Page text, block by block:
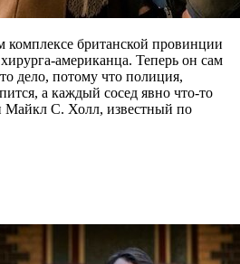
британской провинции
американца. Теперь он сам
дело, потому что полиция,
а каждый сосед явно что-то
Майкл С. Холл, известный по